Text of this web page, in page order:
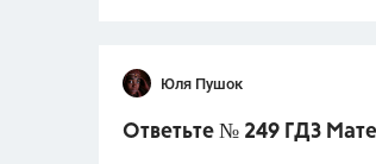
Юля Пушок
Ответьте № 249 ГДЗ